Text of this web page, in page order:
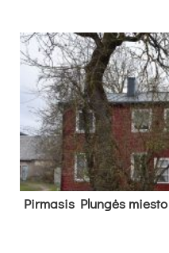
Pir­ma­sis Plun­gės